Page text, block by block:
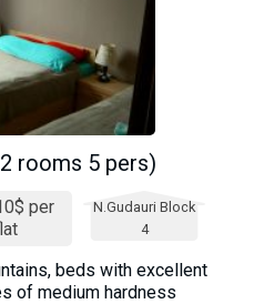
rooms 5 pers)
per
N.Gudauri Block
4
beds with excellent
of medium hardness